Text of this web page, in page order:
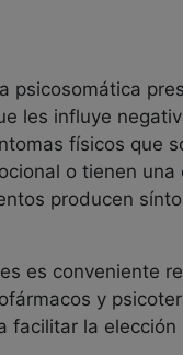
psicosomática
les influye
físicos que
o tienen una
producen
es conveniente
y
facilitar la